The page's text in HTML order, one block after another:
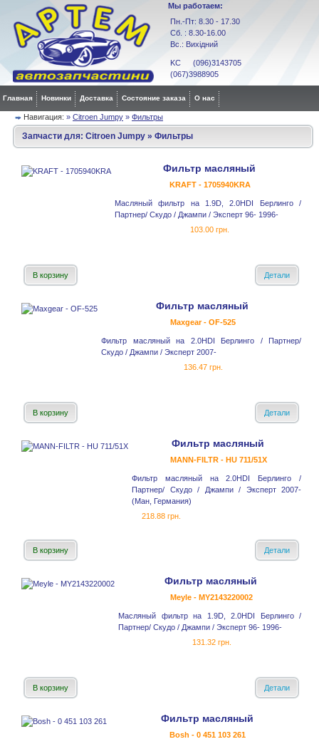
Мы работаем:
Пн.-Пт: 8.30 - 17.30
Сб. : 8.30-16.00
Вс.: Вихідний
KC (096)3143705
(067)3988905
Главная Новинки Доставка Состояние заказа О нас
Навигация: » Citroen Jumpy » Фильтры
Запчасти для: Citroen Jumpy » Фильтры
Фильтр масляный
KRAFT - 1705940KRA
Масляный фильтр на 1.9D, 2.0HDI Берлинго /
Партнер/ Скудо / Джампи / Эксперт 96- 1996-
103.00 грн.
В корзину Детали
Фильтр масляный
Maxgear - OF-525
Фильтр масляный на 2.0HDI Берлинго / Партнер/
Скудо / Джампи / Эксперт 2007-
136.47 грн.
В корзину Детали
Фильтр масляный
MANN-FILTR - HU 711/51X
Фильтр масляный на 2.0HDI Берлинго /
Партнер/ Скудо / Джампи / Эксперт 2007-
(Ман, Германия)
218.88 грн.
В корзину Детали
Фильтр масляный
Meyle - MY2143220002
Масляный фильтр на 1.9D, 2.0HDI Берлинго /
Партнер/ Скудо / Джампи / Эксперт 96- 1996-
131.32 грн.
В корзину Детали
Фильтр масляный
Bosh - 0 451 103 261